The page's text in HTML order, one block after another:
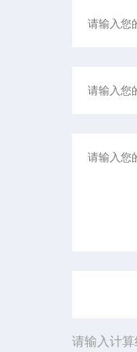
请输入计